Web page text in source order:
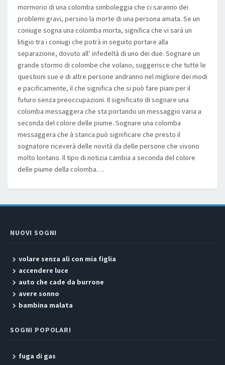
mormorio di una colomba simboleggia che ci saranno dei
problemi gravi, persino la morte di una persona amata. Se un
coniuge sogna una colomba morta, significa che vi sarà un
litigio tra i coniugi che potrà in seguito portare alla
separazione, dovuto all’ infedeltà di uno dei due. Sognare un
grande stormo di colombe che volano, suggerisce che tutte le
questioni sue e di altre persone andranno nel migliore dei modi
e pacificamente, il che significa che si può fare piani per il
futuro senza preoccupazioni. Il significato di sognare una
colomba messaggera che sta portando un messaggio varia a
seconda del colore delle piume. Sognare una colomba
messaggera che à stanca può significare che presto il
sognatore riceverà delle novità da delle persone che vivono
molto lontano. Il tipo di notizia cambia a seconda del colore
delle piume della colomba….
NUOVI SOGNI
volare senza ali con mia figlia
accendere luce
auto che cade da burrone
avere sonno
bambina malata
SOGNI POPOLARI
fuga di gas